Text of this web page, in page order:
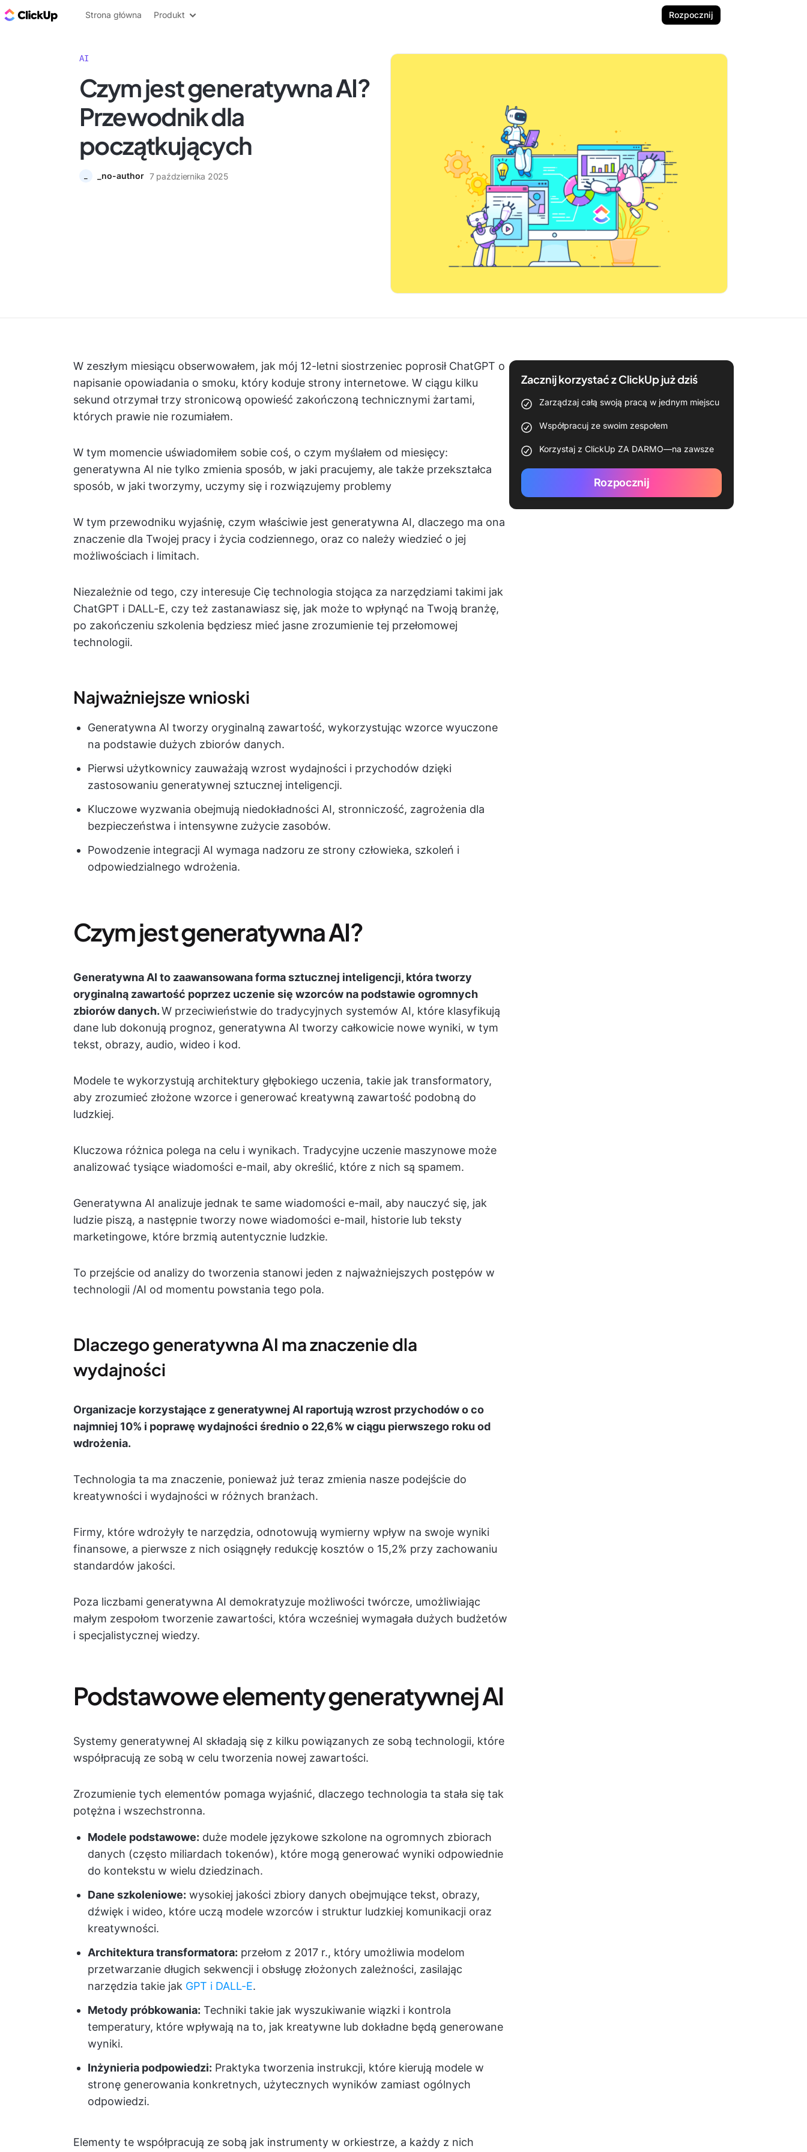
ClickUp Blog
Strona główna Produkt Rozpocznij
AI
Czym jest generatywna AI?
Przewodnik dla
początkujących
_no-author 7 października 2025
W zeszłym miesiącu obserwowałem, jak mój 12-letni siostrzeniec poprosił ChatGPT o
napisanie opowiadania o smoku, który koduje strony internetowe. W ciągu kilku
sekund otrzymał trzy stronicową opowieść zakończoną technicznymi żartami,
których prawie nie rozumiałem.
W tym momencie uświadomiłem sobie coś, o czym myślałem od miesięcy:
generatywna AI nie tylko zmienia sposób, w jaki pracujemy, ale także przekształca
sposób, w jaki tworzymy, uczymy się i rozwiązujemy problemy
W tym przewodniku wyjaśnię, czym właściwie jest generatywna AI, dlaczego ma ona
znaczenie dla Twojej pracy i życia codziennego, oraz co należy wiedzieć o jej
możliwościach i limitach.
Niezależnie od tego, czy interesuje Cię technologia stojąca za narzędziami takimi jak
ChatGPT i DALL-E, czy też zastanawiasz się, jak może to wpłynąć na Twoją branżę,
po zakończeniu szkolenia będziesz mieć jasne zrozumienie tej przełomowej
technologii.
Najważniejsze wnioski
Generatywna AI tworzy oryginalną zawartość, wykorzystując wzorce wyuczone
na podstawie dużych zbiorów danych.
Pierwsi użytkownicy zauważają wzrost wydajności i przychodów dzięki
zastosowaniu generatywnej sztucznej inteligencji.
Kluczowe wyzwania obejmują niedokładności AI, stronniczość, zagrożenia dla
bezpieczeństwa i intensywne zużycie zasobów.
Powodzenie integracji AI wymaga nadzoru ze strony człowieka, szkoleń i
odpowiedzialnego wdrożenia.
Czym jest generatywna AI?
Generatywna AI to zaawansowana forma sztucznej inteligencji, która tworzy
oryginalną zawartość poprzez uczenie się wzorców na podstawie ogromnych
zbiorów danych.W przeciwieństwie do tradycyjnych systemów AI, które klasyfikują
dane lub dokonują prognoz, generatywna AI tworzy całkowicie nowe wyniki, w tym
tekst, obrazy, audio, wideo i kod.
Modele te wykorzystują architektury głębokiego uczenia, takie jak transformatory,
aby zrozumieć złożone wzorce i generować kreatywną zawartość podobną do
ludzkiej.
Kluczowa różnica polega na celu i wynikach. Tradycyjne uczenie maszynowe może
analizować tysiące wiadomości e-mail, aby określić, które z nich są spamem.
Generatywna AI analizuje jednak te same wiadomości e-mail, aby nauczyć się, jak
ludzie piszą, a następnie tworzy nowe wiadomości e-mail, historie lub teksty
marketingowe, które brzmią autentycznie ludzkie.
To przejście od analizy do tworzenia stanowi jeden z najważniejszych postępów w
technologii /AI od momentu powstania tego pola.
Dlaczego generatywna AI ma znaczenie dla
wydajności
Organizacje korzystające z generatywnej AI raportują wzrost przychodów o co
najmniej 10% i poprawę wydajności średnio o 22,6% w ciągu pierwszego roku od
wdrożenia.
Technologia ta ma znaczenie, ponieważ już teraz zmienia nasze podejście do
kreatywności i wydajności w różnych branżach.
Firmy, które wdrożyły te narzędzia, odnotowują wymierny wpływ na swoje wyniki
finansowe, a pierwsze z nich osiągnęły redukcję kosztów o 15,2% przy zachowaniu
standardów jakości.
Poza liczbami generatywna AI demokratyzuje możliwości twórcze, umożliwiając
małym zespołom tworzenie zawartości, która wcześniej wymagała dużych budżetów
i specjalistycznej wiedzy.
Podstawowe elementy generatywnej AI
Systemy generatywnej AI składają się z kilku powiązanych ze sobą technologii, które
współpracują ze sobą w celu tworzenia nowej zawartości.
Zrozumienie tych elementów pomaga wyjaśnić, dlaczego technologia ta stała się tak
potężna i wszechstronna.
Modele podstawowe: duże modele językowe szkolone na ogromnych zbiorach
danych (często miliardach tokenów), które mogą generować wyniki odpowiednie
do kontekstu w wielu dziedzinach.
Dane szkoleniowe: wysokiej jakości zbiory danych obejmujące tekst, obrazy,
dźwięk i wideo, które uczą modele wzorców i struktur ludzkiej komunikacji oraz
kreatywności.
Architektura transformatora: przełom z 2017 r., który umożliwia modelom
przetwarzanie długich sekwencji i obsługę złożonych zależności, zasilając
narzędzia takie jak GPT i DALL-E.
Metody próbkowania: Techniki takie jak wyszukiwanie wiązki i kontrola
temperatury, które wpływają na to, jak kreatywne lub dokładne będą generowane
wyniki.
Inżynieria podpowiedzi: Praktyka tworzenia instrukcji, które kierują modele w
stronę generowania konkretnych, użytecznych wyników zamiast ogólnych
odpowiedzi.
Elementy te współpracują ze sobą jak instrumenty w orkiestrze, a każdy z nich
Zacznij korzystać z ClickUp już dziś
Zarządzaj całą swoją pracą w jednym miejscu
Współpracuj ze swoim zespołem
Korzystaj z ClickUp ZA DARMO—na zawsze
Rozpocznij